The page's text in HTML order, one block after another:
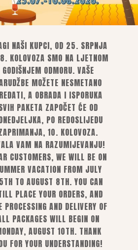
i bitno
rolanje
za rolanje
Uslužno rolanje
Uvjeti kupnje
Opći uvjeti
Načini plaćanja
Povrat i
Privatnost i
sigurnost
Pravila
privatnosti
Raskid ugovora
Mogućnosti plaćanja
bankovnom
uplatom,
mobilnim ili e-
bankarstvom
kreditnim i
debitnim
karticama
pakete manjih
dimenzija i
težine)
vam pružili najbolje iskustvo na našoj
koristimo ili opcije za isključivanje
postavkama.
ovdje
NAŠI KUPCI, OD 25. SRPNJA
KOLOVOZA SMO NA LJETNOM
GODIŠNJEM ODMORU. VAŠE
MOŽETE NESMETANO
A OBRADA I ISPORUKA
PAKETA ZAPOČET ĆE OD
PO REDOSLIJEDU
10. KOLOVOZA.
VAM NA RAZUMIJEVANJU!
CUSTOMERS, WE WILL BE ON
VACATION FROM JULY
TO AUGUST 8TH. YOU CAN
PLACE YOUR ORDERS, AND
PROCESSING AND DELIVERY OF
PACKAGES WILL BEGIN ON
AUGUST 10TH. THANK
FOR YOUR UNDERSTANDING!